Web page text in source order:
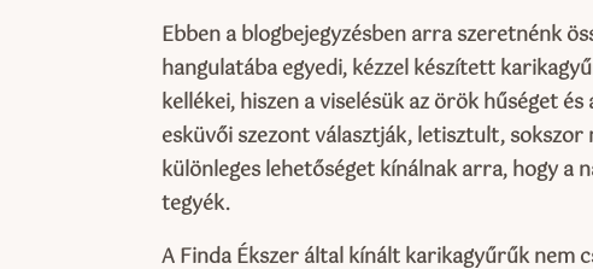
Ebben a blogbejegyzésben arra szeretnénk
hangulatába egyedi, kézzel készített
kellékei, hiszen a viselésük az örök hűséget
esküvői szezont választják, letisztult,
különleges lehetőséget kínálnak arra, hogy a
tegyék.
A Finda Ékszer által kínált karikagyűrűk nem